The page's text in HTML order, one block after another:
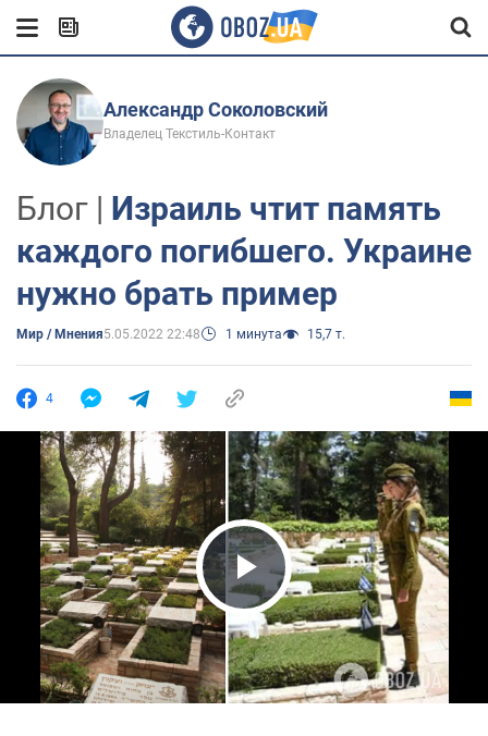
Александр Соколовский
Владелец Текстиль-Контакт
Блог | Израиль чтит память
каждого погибшего. Украине
нужно брать пример
Мир / Мнения5.05.2022 22:48 1 минута 15,7 т.
4
Play Video